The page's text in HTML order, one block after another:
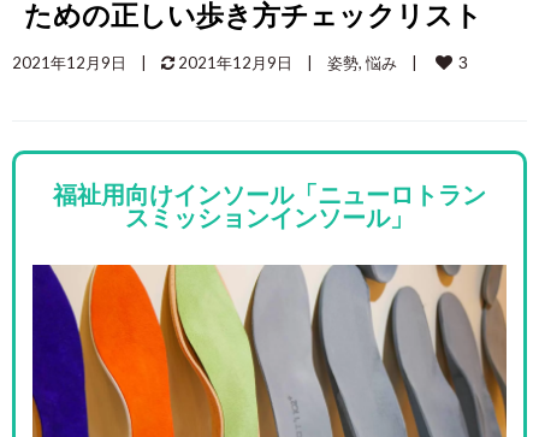
ための正しい歩き方チェックリスト
2021年12月9日 2021年12月9日 姿勢, 悩み 3
福祉用向けインソール「ニューロトラン
スミッションインソール」